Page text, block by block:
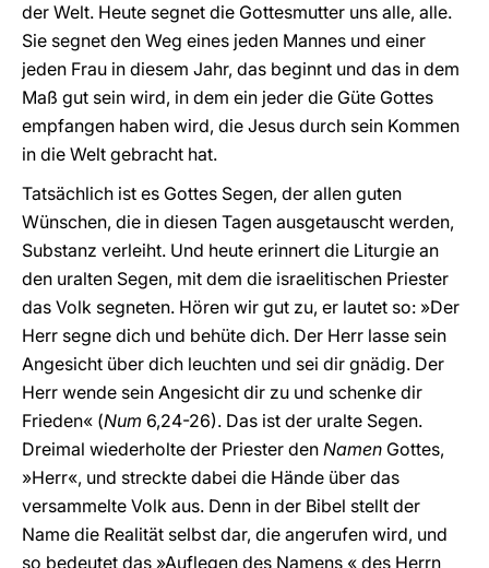
der Welt. Heute segnet die Gottesmutter uns alle, alle.
Sie segnet den Weg eines jeden Mannes und einer
jeden Frau in diesem Jahr, das beginnt und das in dem
Maß gut sein wird, in dem ein jeder die Güte Gottes
empfangen haben wird, die Jesus durch sein Kommen
in die Welt gebracht hat.
Tatsächlich ist es Gottes Segen, der allen guten
Wünschen, die in diesen Tagen ausgetauscht werden,
Substanz verleiht. Und heute erinnert die Liturgie an
den uralten Segen, mit dem die israelitischen Priester
das Volk segneten. Hören wir gut zu, er lautet so: »Der
Herr segne dich und behüte dich. Der Herr lasse sein
Angesicht über dich leuchten und sei dir gnädig. Der
Herr wende sein Angesicht dir zu und schenke dir
Frieden« (Num 6,24-26). Das ist der uralte Segen.
Dreimal wiederholte der Priester den Namen Gottes,
»Herr«, und streckte dabei die Hände über das
versammelte Volk aus. Denn in der Bibel stellt der
Name die Realität selbst dar, die angerufen wird, und
so bedeutet das »Auflegen des Namens « des Herrn